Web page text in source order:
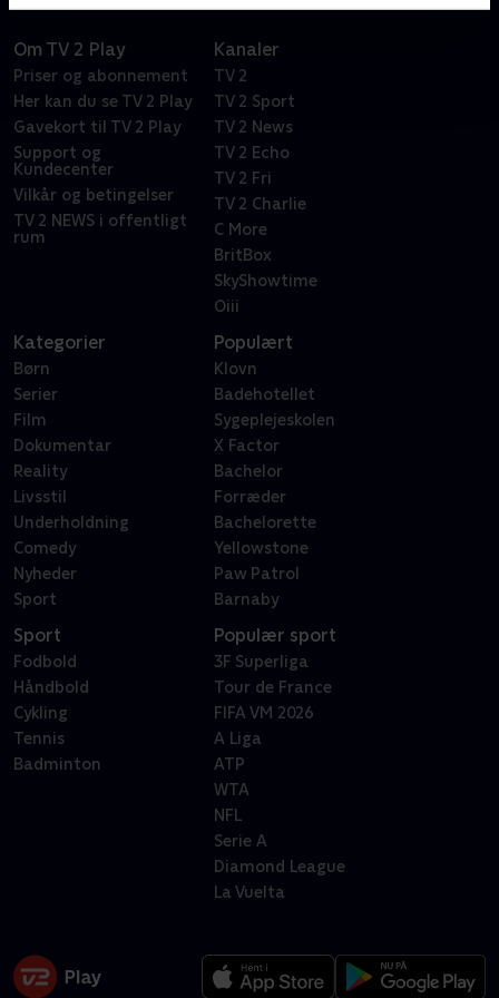
Om TV 2 Play
Priser og abonnement
Her kan du se TV 2 Play
Gavekort til TV 2 Play
Support og
Kundecenter
Vilkår og betingelser
TV 2 NEWS i offentligt
rum
Kanaler
TV 2
TV 2 Sport
TV 2 News
TV 2 Echo
TV 2 Fri
TV 2 Charlie
C More
BritBox
SkyShowtime
Oiii
Kategorier
Børn
Serier
Film
Dokumentar
Reality
Livsstil
Underholdning
Comedy
Nyheder
Sport
Populært
Klovn
Badehotellet
Sygeplejeskolen
X Factor
Bachelor
Forræder
Bachelorette
Yellowstone
Paw Patrol
Barnaby
Sport
Fodbold
Håndbold
Cykling
Tennis
Badminton
Populær sport
3F Superliga
Tour de France
FIFA VM 2026
A Liga
ATP
WTA
NFL
Serie A
Diamond League
La Vuelta